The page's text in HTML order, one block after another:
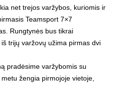
net trejos varžybos, kuriomis ir
Teamsport 7×7
Rungtynės bus tikrai
trijų varžovų užima pirmas dvi
pradėsime varžybomis su
metu žengia pirmojoje vietoje,